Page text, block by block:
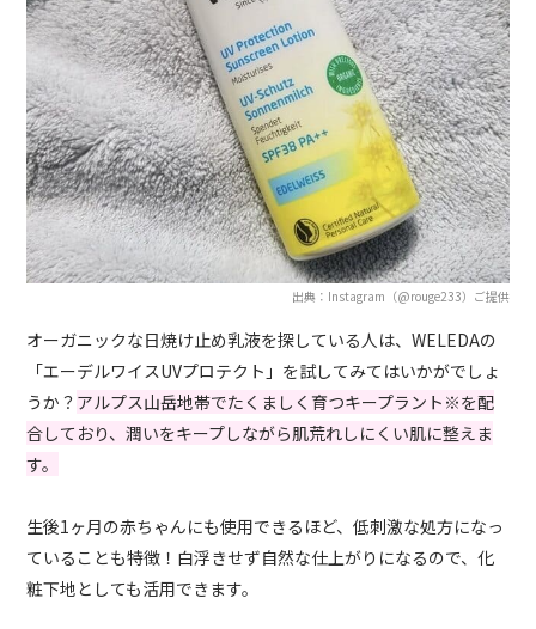
出典：Instagram（@rouge233）ご提供
オーガニックな日焼け止め乳液を探している人は、WELEDAの
「エーデルワイスUVプロテクト」を試してみてはいかがでしょ
うか？ アルプス山岳地帯でたくましく育つキープラント※を配
合しており、潤いをキープしながら肌荒れしにくい肌に整えま
す。
生後1ヶ月の赤ちゃんにも使用できるほど、低刺激な処方になっ
ていることも特徴！白浮きせず自然な仕上がりになるので、化
粧下地としても活用できます。